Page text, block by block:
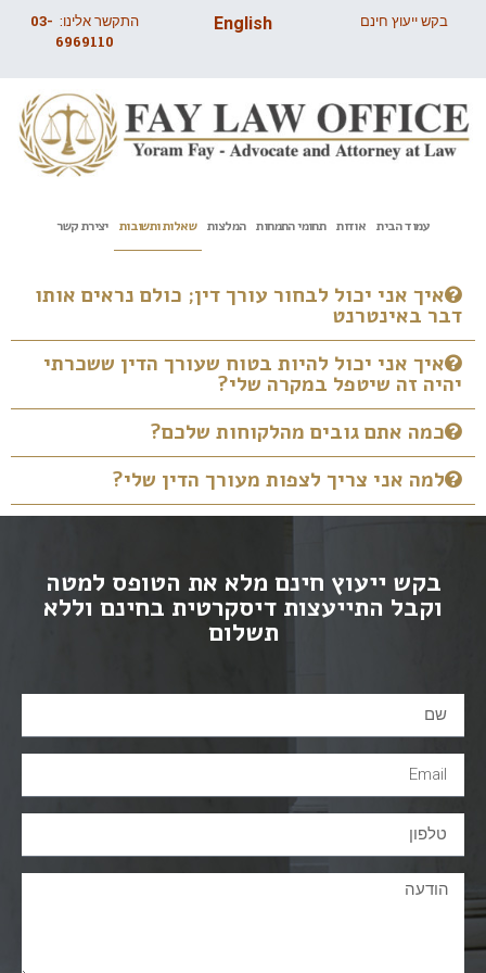
בקש ייעוץ חינם English התקשר אלינו: 03-
6969110
עמוד הבית אודות תחומי התמחות המלצות שאלות ותשובות יצירת קשר
איך אני יכול לבחור עורך דין; כולם נראים אותו
דבר באינטרנט
איך אני יכול להיות בטוח שעורך הדין ששכרתי
יהיה זה שיטפל במקרה שלי?
כמה אתם גובים מהלקוחות שלכם?
למה אני צריך לצפות מעורך הדין שלי?
בקש ייעוץ חינם מלא את הטופס למטה
וקבל התייעצות דיסקרטית בחינם וללא
תשלום